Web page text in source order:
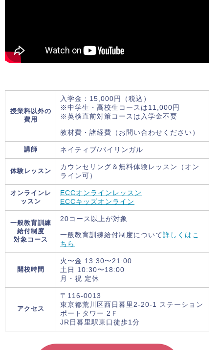
授業料以外の
費用
入学金：15,000円（税込）
※中学生・高校生コースは11,000円
※英検直前対策コースは入学金不要
教材費・諸経費（お問い合わせください）
講師 ネイティブ/バイリンガル
体験レッスン
カウンセリング＆無料体験レッスン（オン
ライン可）
オンラインレ
ッスン
ECCオンラインレッスン
ECCキッズオンライン
一般教育訓練
給付制度
対象コース
20コース以上が対象
一般教育訓練給付制度について 詳しくはこ
ちら
開校時間
火〜金 13:30〜21:00
土日 10:30〜18:00
月・祝 定休
アクセス
〒116-0013
東京都荒川区西日暮里2-20-1 ステーション
ポートタワー 2Ｆ
JR日暮里駅東口徒歩1分